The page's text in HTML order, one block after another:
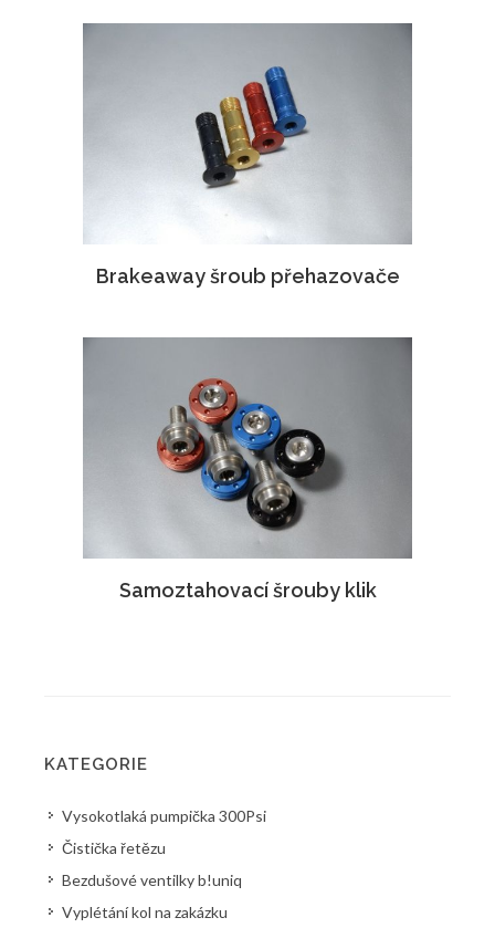
Brakeaway šroub přehazovače
Samoztahovací šrouby klik
KATEGORIE
Vysokotlaká pumpička 300Psi
Čistička řetězu
Bezdušové ventilky b!uniq
Vyplétání kol na zakázku